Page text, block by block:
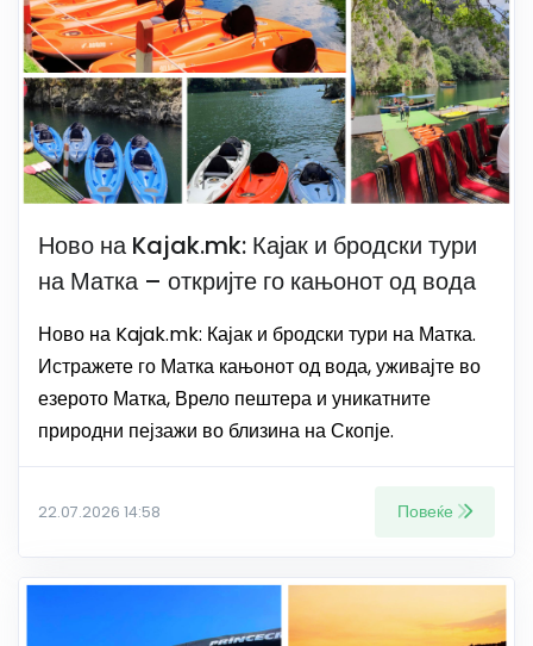
Ново на Kajak.mk: Кајак и бродски тури
на Матка – откријте го кањонот од вода
Ново на Kajak.mk: Кајак и бродски тури на Матка.
Истражете го Матка кањонот од вода, уживајте во
езерото Матка, Врело пештера и уникатните
природни пејзажи во близина на Скопје.
22.07.2026 14:58 Повеќе